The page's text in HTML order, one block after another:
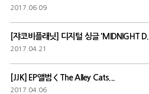
2017.06.09
[쟈코비플래닛] 디지털 싱글 'MIDNIGHT D...
2017.04.21
[JJK] EP앨범 < The Alley Cats...
2017.04.06